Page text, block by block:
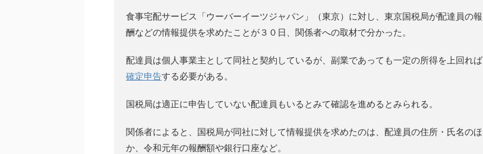
食事宅配サービス「ウーバーイーツジャパン」（東京）に対し、東京国税局が配達員の報
酬などの情報提供を求めたことが３０日、関係者への取材で分かった。
配達員は個人事業主として同社と契約しているが、副業であっても一定の所得を上回れば
確定申告する必要がある。
国税局は適正に申告していない配達員もいるとみて確認を進めるとみられる。
関係者によると、国税局が同社に対して情報提供を求めたのは、配達員の住所・氏名のほ
か、令和元年の報酬額や銀行口座など。